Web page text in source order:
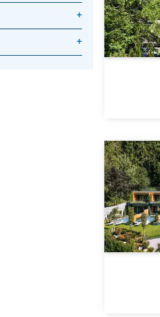
+
+